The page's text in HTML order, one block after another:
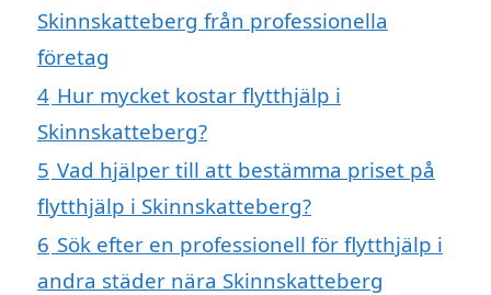
Skinnskatteberg från professionella
företag
4 Hur mycket kostar flytthjälp i
Skinnskatteberg?
5 Vad hjälper till att bestämma priset på
flytthjälp i Skinnskatteberg?
6 Sök efter en professionell för flytthjälp i
andra städer nära Skinnskatteberg